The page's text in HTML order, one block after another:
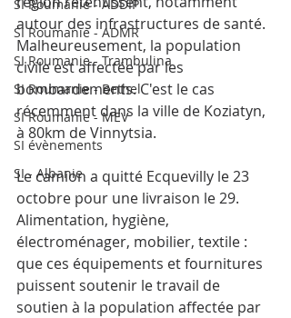
SI Roumanie - ADDIP
SI Roumanie - ADMR
SI Roumanie - Trambulina
SI Roumanie - Bethel
SI Roumanie - MEV
SI évènements
SI - Albanie
autour des infrastructures de santé.
Malheureusement, la population
civile est affectée par les
bombardements. C'est le cas
récemment dans la ville de Koziatyn,
à 80km de Vinnytsia.
Le camion a quitté Ecquevilly le 23
octobre pour une livraison le 29.
Alimentation, hygiène,
électroménager, mobilier, textile :
que ces équipements et fournitures
puissent soutenir le travail de
soutien à la population affectée par